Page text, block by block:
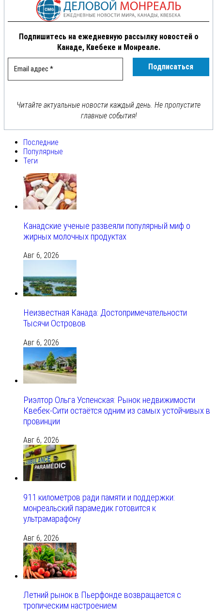
Подпишитесь на ежедневную рассылку новостей о
Канаде, Квебеке и Монреале.
Читайте актуальные новости каждый день. Не пропустите
главные события!
Последние
Популярные
Теги
Канадские ученые развеяли популярный миф о
жирных молочных продуктах
Авг 6, 2026
Неизвестная Канада: Достопримечательности
Тысячи Островов
Авг 6, 2026
Риэлтор Ольга Успенская: Рынок недвижимости
Квебек-Сити остаётся одним из самых устойчивых в
провинции
Авг 6, 2026
911 километров ради памяти и поддержки:
монреальский парамедик готовится к
ультрамарафону
Авг 6, 2026
Летний рынок в Пьерфонде возвращается с
тропическим настроением